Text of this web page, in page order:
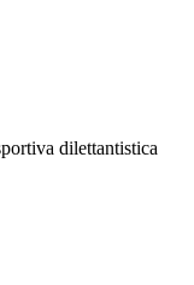
dilettantistica